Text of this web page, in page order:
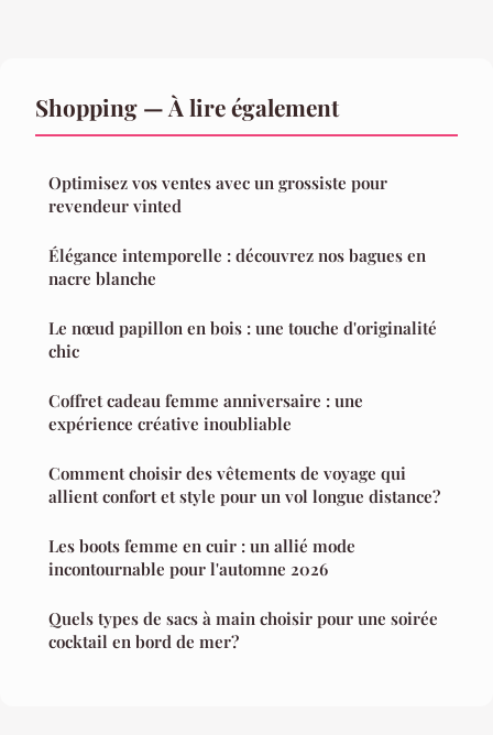
Shopping — À lire également
Optimisez vos ventes avec un grossiste pour
revendeur vinted
Élégance intemporelle : découvrez nos bagues en
nacre blanche
Le nœud papillon en bois : une touche d'originalité
chic
Coffret cadeau femme anniversaire : une
expérience créative inoubliable
Comment choisir des vêtements de voyage qui
allient confort et style pour un vol longue distance?
Les boots femme en cuir : un allié mode
incontournable pour l'automne 2026
Quels types de sacs à main choisir pour une soirée
cocktail en bord de mer?